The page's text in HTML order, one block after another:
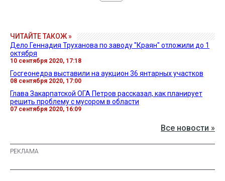
ЧИТАЙТЕ ТАКОЖ »
Дело Геннадия Труханова по заводу "Краян" отложили до 1
октября
10 сентября 2020, 17:18
Госгеонедра выставили на аукцион 36 янтарных участков
08 сентября 2020, 17:00
Глава Закарпатской ОГА Петров рассказал, как планирует
решить проблему с мусором в области
07 сентября 2020, 16:09
Все новости »